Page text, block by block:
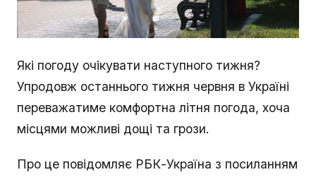
Які погоду очікувати наступного тижня?
Упродовж останнього тижня червня в Україні
переважатиме комфортна літня погода, хоча
місцями можливі дощі та грози.
Про це повідомляє РБК-Україна з посиланням